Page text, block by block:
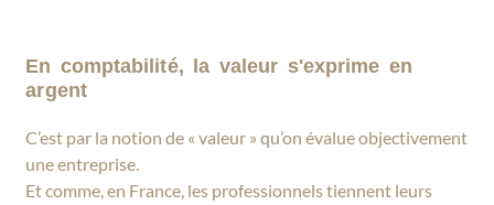
En comptabilité, la valeur s'exprime en
argent
C’est par la notion de « valeur » qu’on évalue objectivement
une entreprise.
Et comme, en France, les professionnels tiennent leurs